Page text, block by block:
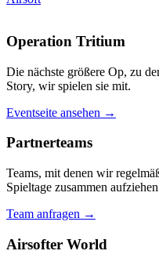
Operation Tritium
Die nächste größere Op, zu
Story, wir spielen sie mit.
Eventseite ansehen →
Partnerteams
Teams, mit denen wir
Spieltage zusammen
Team anfragen →
Airsofter World